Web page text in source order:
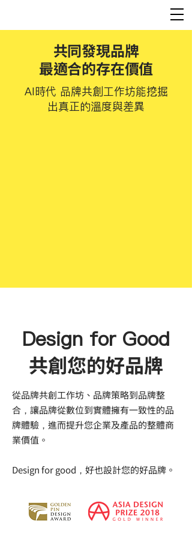
共同發現品牌
最適合的存在價值
AI時代 品牌共創工作坊能挖掘
出真正的溫度與差異
Design for Good
共創您的好品牌
從品牌共創工作坊、品牌策略到品牌整
合，讓品牌從數位到實體擁有一致性的品
牌體驗，進而提升您企業及產品的整體商
業價值。
Design for good，好也設計您的好品牌。